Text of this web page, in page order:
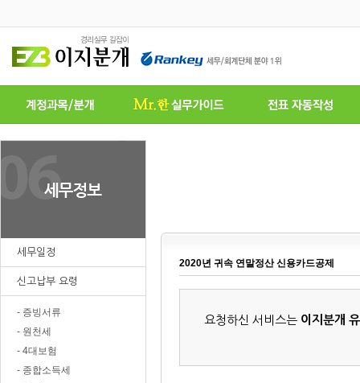
세무일정
신고납부 요령
- 증빙서류
- 원천세
- 4대보험
- 종합소득세
2020년 귀속 연말정산 신용카드공제
요청하신 서비스는 이지분개